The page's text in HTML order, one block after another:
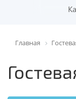
Главная